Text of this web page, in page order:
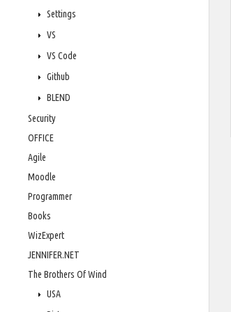
Settings
VS
VS Code
Github
BLEND
Security
OFFICE
Agile
Moodle
Programmer
Books
WizExpert
JENNIFER.NET
The Brothers Of Wind
USA